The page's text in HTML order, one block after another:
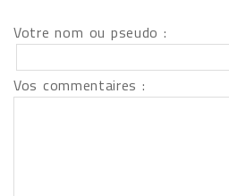
Votre nom ou pseudo :
Vos commentaires :